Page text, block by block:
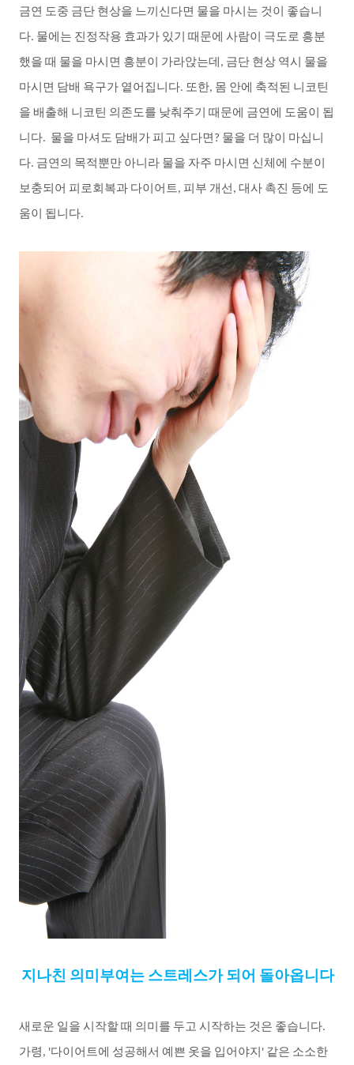
금연 도중 금단 현상을 느끼신다면 물을 마시는 것이
좋습니
다. 물에는 진정작용 효과가 있기 때문에 사람이 극도로 흥분
했을 때 물을 마시면 흥분이 가라앉는데 , 금단 현상 역시
물을
마시면 담배 욕구가 옅어집니다. 또한, 몸 안에 축적된 니코틴
을 배출해 니코틴 의존도를 낮춰주기 때문에 금연에 도움이
됩
니다. 물을 마셔도 담배가 피고 싶다면 ? 물을 더 많이
마십니
다. 금연의 목적뿐만 아니라 물을 자주 마시면 신체에 수분이
보충되어 피로회복과 다이어트 , 피부 개선 , 대사 촉진 등에
도
움이
됩니다.
지나친 의미부여는 스트레스가 되어 돌아옵니다
새로운 일을 시작할때 의미를 두고 시작하는 것은 좋습니다.
가령 , '다이어트에 성공해서 예쁜 옷을 입어야지 ' 같은 소소한